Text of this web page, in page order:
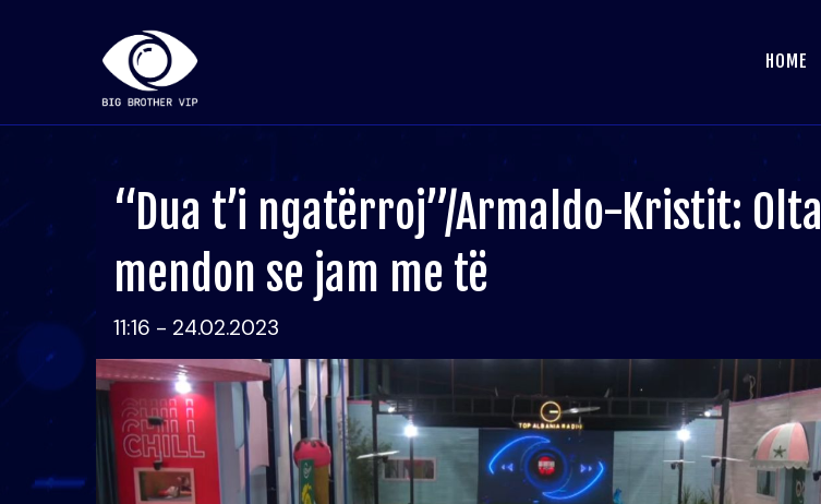
HOME
“Dua t’i ngatërroj”/Armaldo-Kristit: Olta
mendon se jam me të
11:16 - 24.02.2023